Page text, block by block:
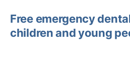
Free emergency
children and young